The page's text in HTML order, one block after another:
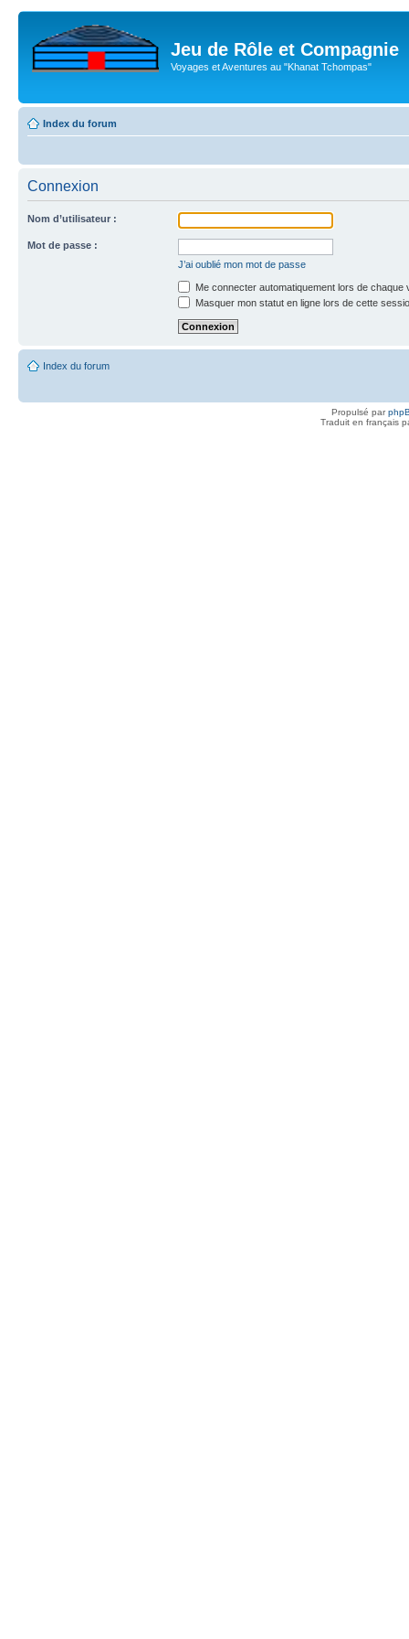
Jeu de Rôle et Compagnie
Voyages et Aventures au "Khanat Tchompas"
Index du forum
Connexion
Nom d’utilisateur :
Mot de passe :
J’ai oublié mon mot de passe
Me connecter automatiquement lors de chaque
Masquer mon statut en ligne lors de cette
Index du forum
Propulsé par
Traduit en français